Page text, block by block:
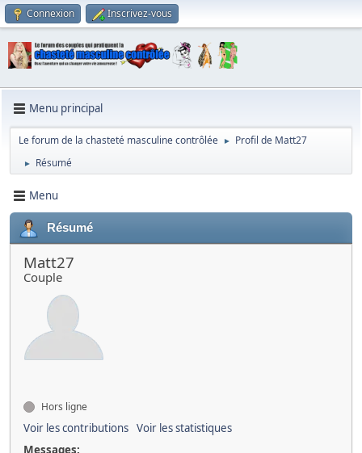
Connexion Inscrivez-vous
Menu principal
Le forum de la chasteté masculine contrôlée ► Profil de Matt27
► Résumé
Menu
Résumé
Matt27
Couple
Hors ligne
Voir les contributions Voir les statistiques
Messages: